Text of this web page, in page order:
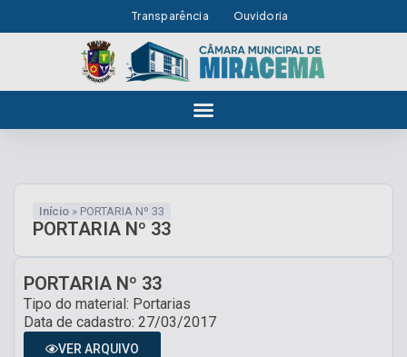
Transparência Ouvidoria
Início » PORTARIA Nº 33
PORTARIA Nº 33
PORTARIA Nº 33
Tipo do material: Portarias
Data de cadastro: 27/03/2017
VER ARQUIVO